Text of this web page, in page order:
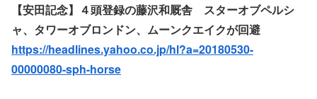
【安田記念】４頭登録の藤沢和厩舎 スターオブペルシ
ャ、タワーオブロンドン、ムーンクエイクが回避
https://headlines.yahoo.co.jp/hl?a=20180530-
00000080-sph-horse